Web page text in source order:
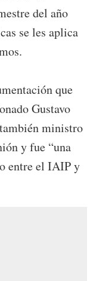
del año
se les aplica
que
Gustavo
ministro
y fue “una
entre el IAIP y